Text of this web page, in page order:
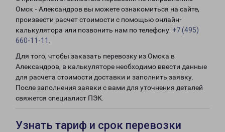
Омск - Александров вы можете ознакомиться на сайте,
произвести расчет стоимости с помощью онлайн-
калькулятора или позвонить нам по телефону: +7 (495)
660-11-11
Для того, чтобы заказать перевозку из Омска в
Александров, в калькуляторе необходимо ввести данные
для расчета стоимости доставки и заполнить заявку.
После заполнения заявки с вами для уточнения деталей
свяжется специалист ПЭК.
Узнать тариф и срок перевозки